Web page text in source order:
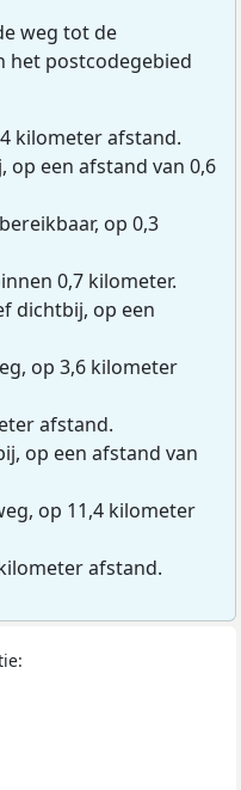
weg tot de
het postcodegebied
kilometer afstand.
een afstand van 0,6
op 0,3
0,7 kilometer.
dichtbij, op een
op 3,6 kilometer
afstand.
op een afstand van
op 11,4 kilometer
afstand.